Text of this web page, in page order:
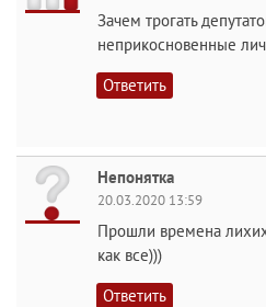
Зачем трогать
неприкосновенные
Ответить
Непонятка
20.03.2020 13:59
Прошли времена
как все)))
Ответить